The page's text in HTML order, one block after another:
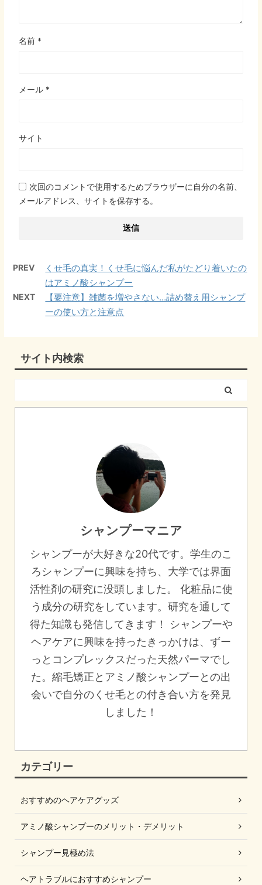
名前 *
メール *
サイト
次回のコメントで使用するためブラウザーに自分の名前、
メールアドレス、サイトを保存する。
PREV
くせ毛の真実！くせ毛に悩んだ私がたどり着いたの
はアミノ酸シャンプー
NEXT
【要注意】雑菌を増やさない…詰め替え用シャンプ
ーの使い方と注意点
サイト内検索
シャンプーマニア
シャンプーが大好きな20代です。学生のこ
ろシャンプーに興味を持ち、大学では界面
活性剤の研究に没頭しました。 化粧品に使
う成分の研究をしています。研究を通して
得た知識も発信してきます！ シャンプーや
ヘアケアに興味を持ったきっかけは、ずー
っとコンプレックスだった天然パーマでし
た。縮毛矯正とアミノ酸シャンプーとの出
会いで自分のくせ毛との付き合い方を発見
しました！
カテゴリー
おすすめのヘアケアグッズ
アミノ酸シャンプーのメリット・デメリット
シャンプー見極め法
ヘアトラブルにおすすめシャンプー